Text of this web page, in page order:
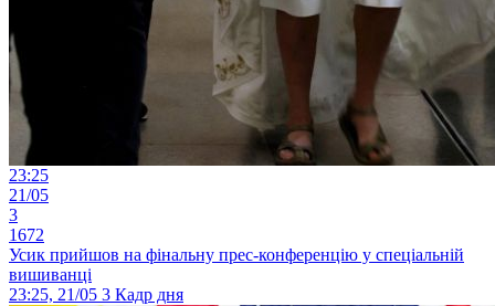
23:25
21/05
3
1672
Усик прийшов на фінальну прес-конференцію у спеціальній
вишиванці
23:25, 21/05 3 Кадр дня